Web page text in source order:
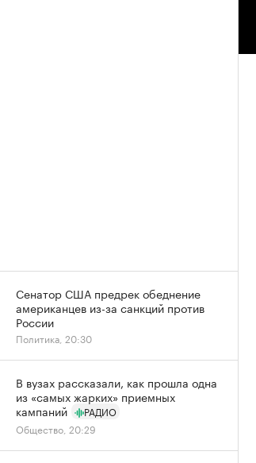
Сенатор США предрек обеднение
американцев из-за санкций против
России
Политика, 20:30
В вузах рассказали, как прошла одна
из «самых жарких» приемных
кампаний
РАДИО
Общество, 20:29